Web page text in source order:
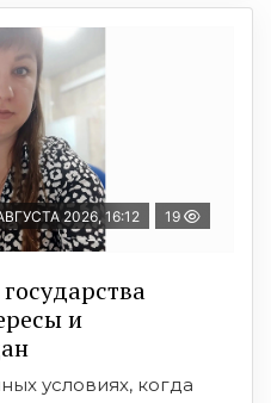
2026, 16:12 19
и
условиях, когда